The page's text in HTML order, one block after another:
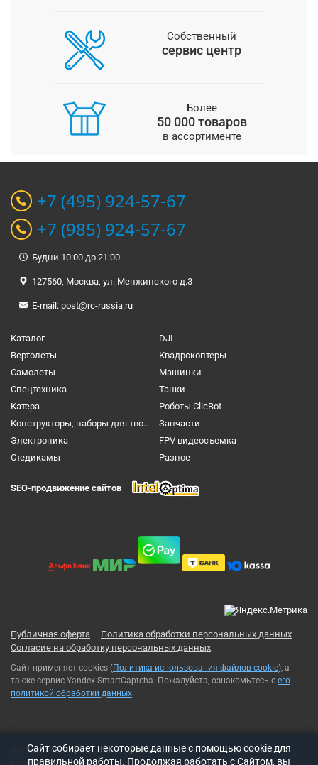
Собственный
сервис центр
Более
50 000 товаров
в ассортименте
+7 (495) 924-57-67
+7 (985) 924-57-67
Будни 10:00 до 21:00
127560, Москва, ул. Менжинского д.3
E-mail: post@rc-russia.ru
Каталог
DJI
Вертолеты
Квадрокоптеры
Самолеты
Машинки
Спецтехника
Танки
Катера
Роботы ClicBot
Конструкторы, наборы для творчества и настольные игры
Запчасти
Электроника
FPV видеосъемка
Cтедикамы
Разное
SEO-продвижение сайтов
Публичная оферта
Политика обработки персональных данных
Согласие на обработку персональных данных
Сайт применяет cookies (Политика использования файлов cookie), а
также сервис Yandex SmartCaptcha. Пожалуйста, ознакомьтесь с его
политикой обработки данных.
RC-Russia 2013-2026© Все права защищены. Использование
материалов с сайта возможно только с разрешения
Cайт собирает некоторые данные с помощью cookie для
правильной работы. Продолжая работать с Сайтом, вы